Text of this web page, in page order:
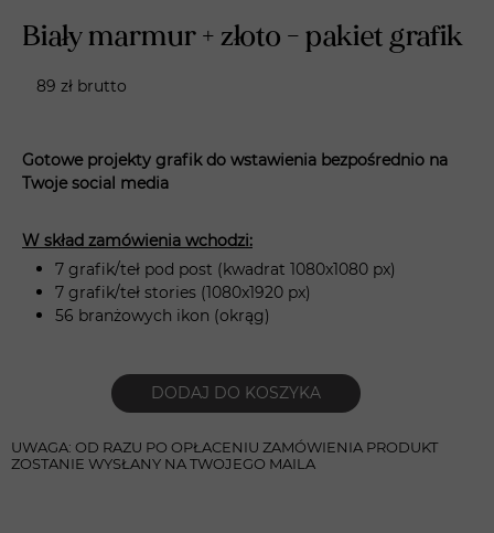
Biały marmur + złoto - pakiet grafik
Gotowe projekty grafik do wstawienia bezpośrednio na
Twoje social media
W skład zamówienia wchodzi:
7 grafik/teł pod post (kwadrat 1080x1080 px)
7 grafik/teł stories (1080x1920 px)
56 branżowych ikon (okrąg)
89 zł brutto
DODAJ DO KOSZYKA
UWAGA: OD RAZU PO OPŁACENIU ZAMÓWIENIA PRODUKT
ZOSTANIE WYSŁANY NA TWOJEGO MAILA